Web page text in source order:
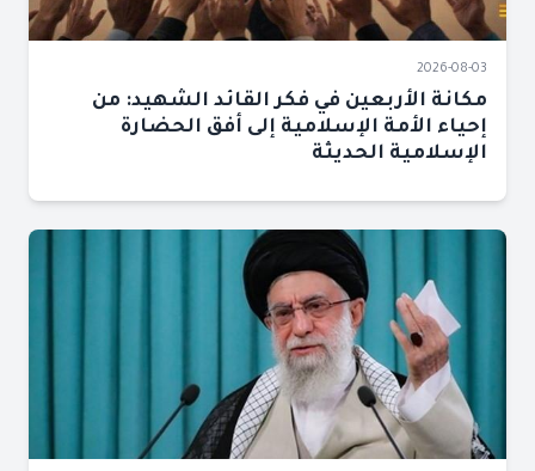
2026-08-03
مكانة الأربعين في فكر القائد الشهيد: من
إحياء الأمة الإسلامية إلى أفق الحضارة
الإسلامية الحديثة